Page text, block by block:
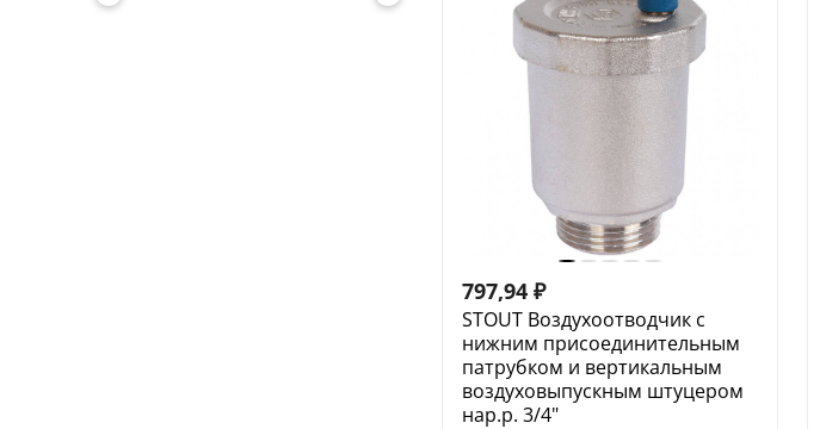
797,94 ₽
STOUT Воздухоотводчик с
нижним присоединительным
патрубком и вертикальным
воздуховыпускным штуцером
нар.р. 3/4"